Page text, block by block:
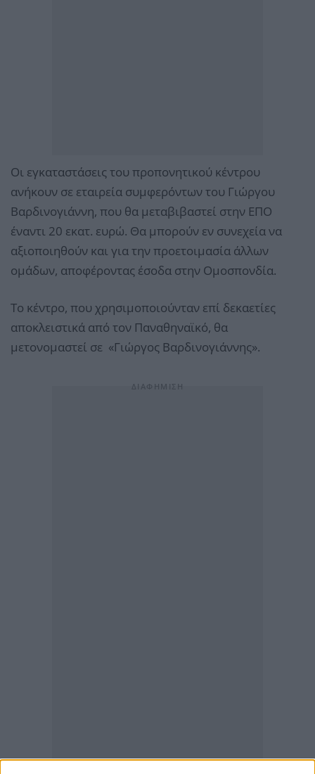
Οι εγκαταστάσεις του προπονητικού κέντρου
ανήκουν σε εταιρεία συμφερόντων του Γιώργου
Βαρδινογιάννη, που θα μεταβιβαστεί στην ΕΠΟ
έναντι 20 εκατ. ευρώ. Θα μπορούν εν συνεχεία να
αξιοποιηθούν και για την προετοιμασία άλλων
ομάδων, αποφέροντας έσοδα στην Ομοσπονδία.
Το κέντρο, που χρησιμοποιούνταν επί δεκαετίες
αποκλειστικά από τον Παναθηναϊκό, θα
μετονομαστεί σε «Γιώργος Βαρδινογιάννης».